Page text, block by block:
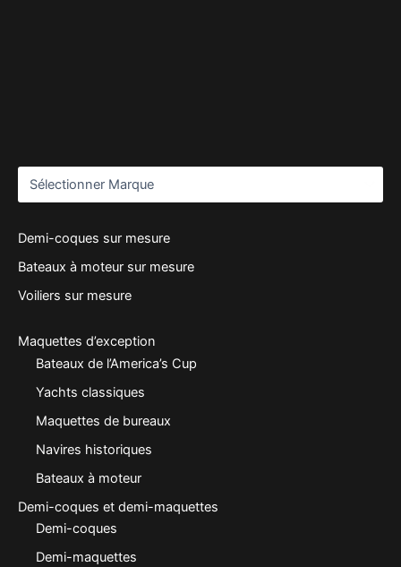
Demi-coques sur mesure
Bateaux à moteur sur mesure
Voiliers sur mesure
Maquettes d’exception
Bateaux de l’America’s Cup
Yachts classiques
Maquettes de bureaux
Navires historiques
Bateaux à moteur
Demi-coques et demi-maquettes
Demi-coques
Demi-maquettes